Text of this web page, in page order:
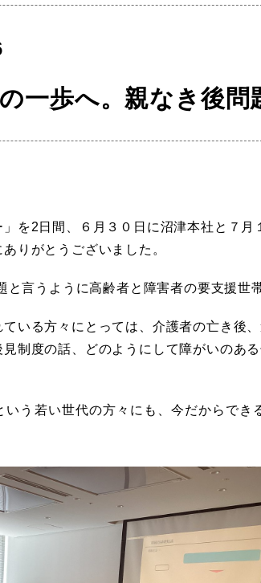
の一歩へ。親なき後
」を2日間、６月３０日に沼津本社と７
りがとうございました。
言うように高齢者と障害者の要支援世
いる方々にとっては、介護者の亡き後
制度の話、どのようにして障がいのあ
う若い世代の方々にも、今だからで